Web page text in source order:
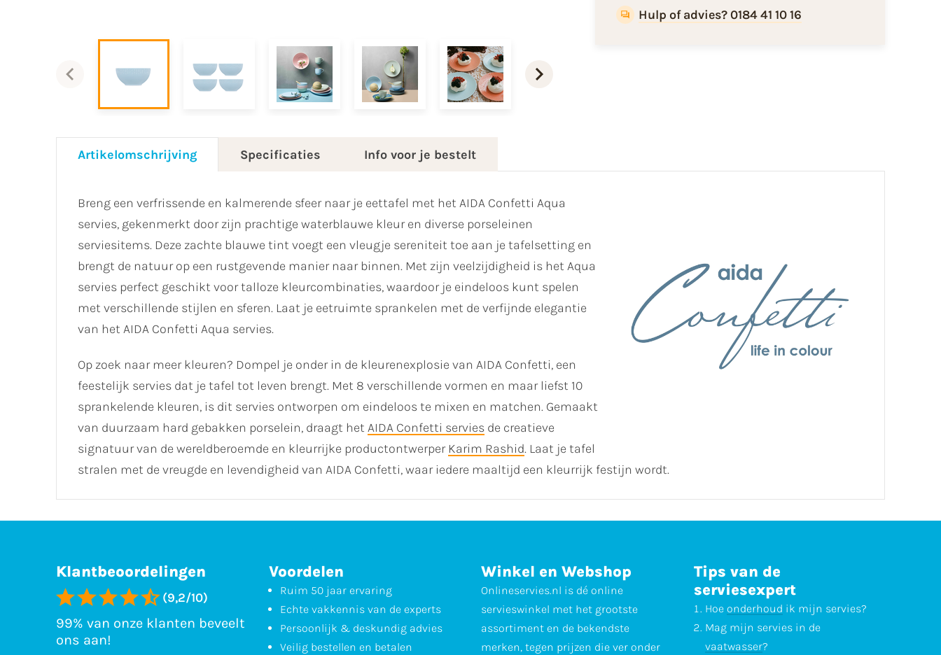
Hulp of advies? 0184 41 10 16
Artikelomschrijving Specificaties Info voor je bestelt
Breng een verfrissende en kalmerende sfeer naar je eettafel met het AIDA Confetti Aqua
servies, gekenmerkt door zijn prachtige waterblauwe kleur en diverse porseleinen
serviesitems. Deze zachte blauwe tint voegt een vleugje sereniteit toe aan je tafelsetting en
brengt de natuur op een rustgevende manier naar binnen. Met zijn veelzijdigheid is het Aqua
servies perfect geschikt voor talloze kleurcombinaties, waardoor je eindeloos kunt spelen
met verschillende stijlen en sferen. Laat je eetruimte sprankelen met de verfijnde elegantie
van het AIDA Confetti Aqua servies.
Op zoek naar meer kleuren? Dompel je onder in de kleurenexplosie van AIDA Confetti, een
feestelijk servies dat je tafel tot leven brengt. Met 8 verschillende vormen en maar liefst 10
sprankelende kleuren, is dit servies ontworpen om eindeloos te mixen en matchen. Gemaakt
van duurzaam hard gebakken porselein, draagt het AIDA Confetti servies de creatieve
signatuur van de wereldberoemde en kleurrijke productontwerper Karim Rashid. Laat je tafel
stralen met de vreugde en levendigheid van AIDA Confetti, waar iedere maaltijd een kleurrijk festijn wordt.
Klantbeoordelingen
(9,2/10)
99% van onze klanten beveelt
ons aan!
Voordelen
Ruim 50 jaar ervaring
Echte vakkennis van de experts
Persoonlijk & deskundig advies
Veilig bestellen en betalen
Winkel en Webshop
Onlineservies.nl is dé online
servieswinkel met het grootste
assortiment en de bekendste
merken, tegen prijzen die ver onder
Tips van de
serviesexpert
Hoe onderhoud ik mijn servies?
Mag mijn servies in de
vaatwasser?